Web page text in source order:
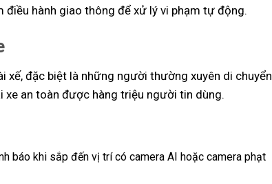
hành giao thông để xử lý vi phạm tự động.
đặc biệt là những người thường xuyên di chuyển
xe an toàn được hàng triệu người tin dùng.
báo khi sắp đến vị trí có camera AI hoặc camera phạt